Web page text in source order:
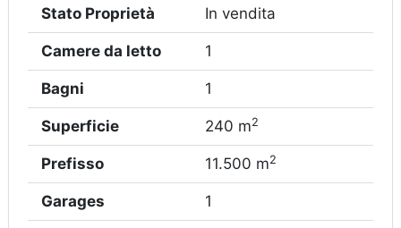
Stato Proprietà In vendita
Camere da letto 1
Bagni 1
Superficie 240 m2
Prefisso 11.500 m2
Garages 1